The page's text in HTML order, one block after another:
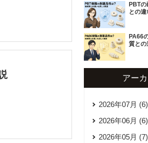
PBTの
との
PA66
質との
アー
2026年07月 (6)
2026年06月 (6)
2026年05月 (7)